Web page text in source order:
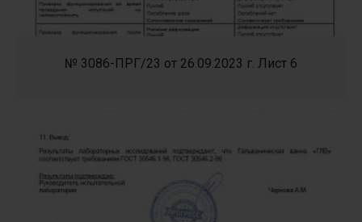
№ 3086-ПРГ/23 от 26.09.2023 г. Лист 6